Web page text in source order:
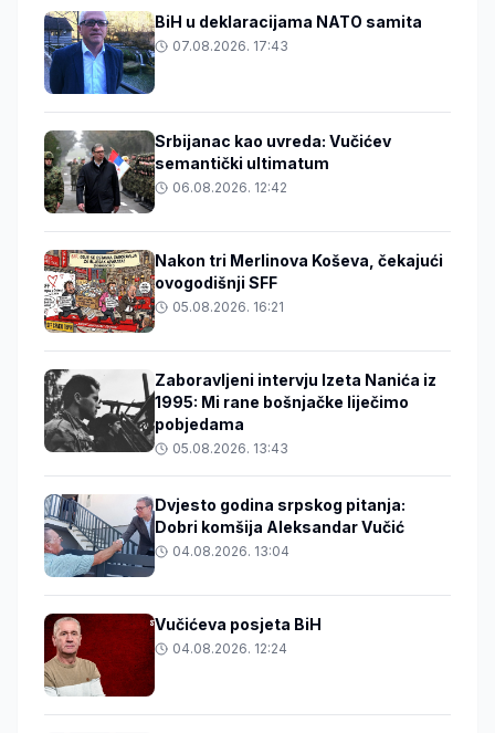
BiH u deklaracijama NATO samita
07.08.2026. 17:43
Srbijanac kao uvreda: Vučićev
semantički ultimatum
06.08.2026. 12:42
Nakon tri Merlinova Koševa, čekajući
ovogodišnji SFF
05.08.2026. 16:21
Zaboravljeni intervju Izeta Nanića iz
1995: Mi rane bošnjačke liječimo
pobjedama
05.08.2026. 13:43
Dvjesto godina srpskog pitanja:
Dobri komšija Aleksandar Vučić
04.08.2026. 13:04
Vučićeva posjeta BiH
04.08.2026. 12:24